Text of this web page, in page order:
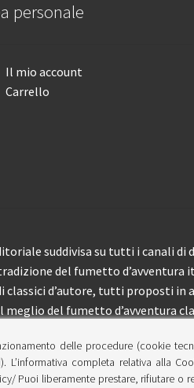
personale
Il mio account
Carrello
suddivisa su tutti i canali di
del fumetto
d’autore, tutti proposti in
del fumetto d’avventura
delle procedure (cookie
completa relativa alla
Puoi liberamente prestare, rifiutare o